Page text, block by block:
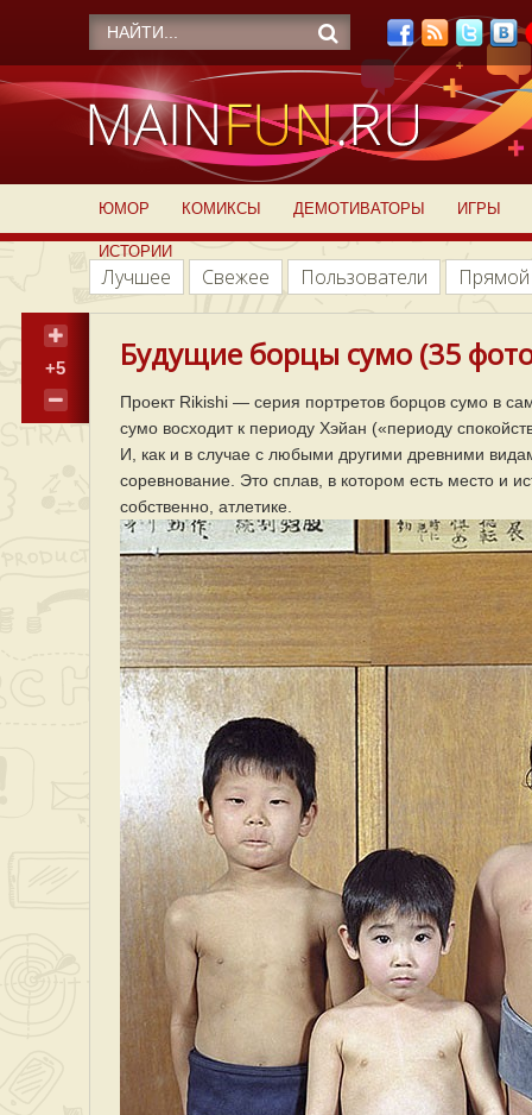
ЮМОР КОМИКСЫ ДЕМОТИВАТОРЫ ИГРЫ
ИСТОРИИ
Лучшее Свежее Пользователи
+5 Будущие борцы сумо (35
Проект Rikishi — серия портретов борцов сумо в
сумо восходит к периоду Хэйан («периоду
И, как и в случае с любыми другими древними
соревнование. Это сплав, в котором есть место и
собственно, атлетике.